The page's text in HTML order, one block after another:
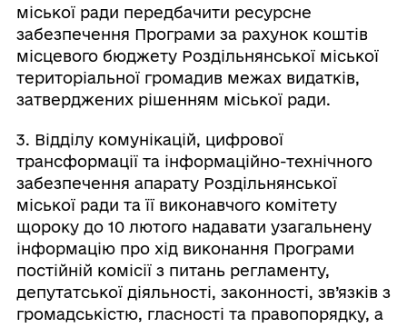
міської ради передбачити ресурсне
забезпечення Програми за рахунок коштів
місцевого бюджету Роздільнянської міської
територіальної громадив межах видатків,
затверджених рішенням міської ради.
3. Відділу комунікацій, цифрової
трансформації та інформаційно-технічного
забезпечення апарату Роздільнянської
міської ради та її виконавчого комітету
щороку до 10 лютого надавати узагальнену
інформацію про хід виконання Програми
постійній комісії з питань регламенту,
депутатської діяльності, законності, зв’язків з
громадськістю, гласності та правопорядку, а